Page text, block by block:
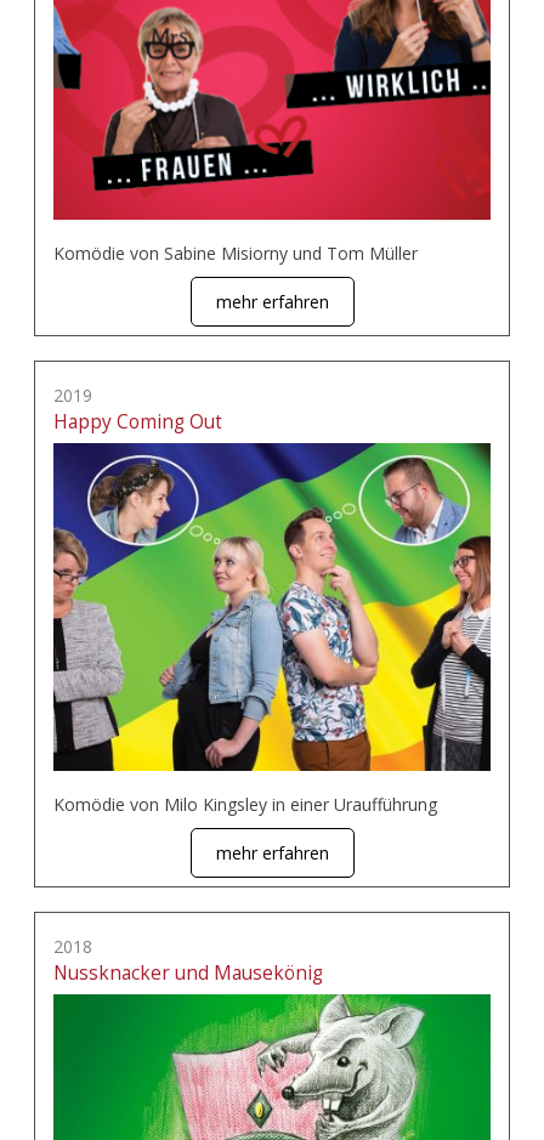
Komödie von Sabine Misiorny und Tom Müller
mehr erfahren
2019
Happy Coming Out
Komödie von Milo Kingsley in einer Uraufführung
mehr erfahren
2018
Nussknacker und Mausekönig